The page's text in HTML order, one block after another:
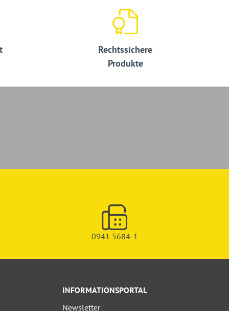
Rechtssichere
Produkte
0941 5684-1
INFORMATIONSPORTAL
Newsletter